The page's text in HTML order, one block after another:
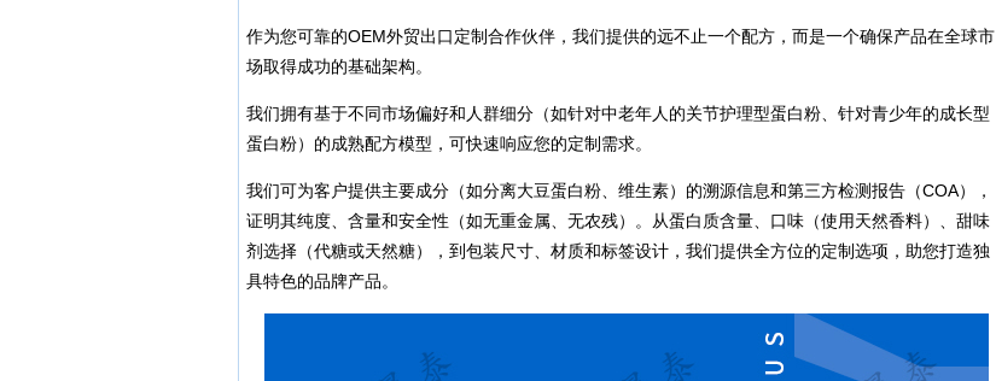
作为您可靠的OEM外贸出口定制合作伙伴，我们提供的远不止一个配方，而是一个确保产品在全球市
场取得成功的基础架构。
我们拥有基于不同市场偏好和人群细分（如针对中老年人的关节护理型蛋白粉、针对青少年的成长型
蛋白粉）的成熟配方模型，可快速响应您的定制需求。
我们可为客户提供主要成分（如分离大豆蛋白粉、维生素）的溯源信息和第三方检测报告（COA），
证明其纯度、含量和安全性（如无重金属、无农残）。从蛋白质含量、口味（使用天然香料）、甜味
剂选择（代糖或天然糖），到包装尺寸、材质和标签设计，我们提供全方位的定制选项，助您打造独
具特色的品牌产品。